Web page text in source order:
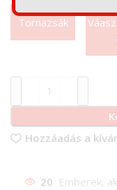
Tornazsák
Hozzáadás a
20 Emberek,